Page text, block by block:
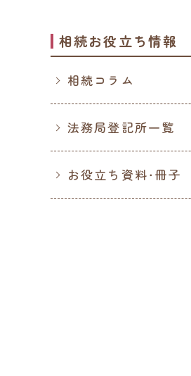
相続お役立ち情報
相続コラム
法務局登記所一覧
お役立ち資料・冊子